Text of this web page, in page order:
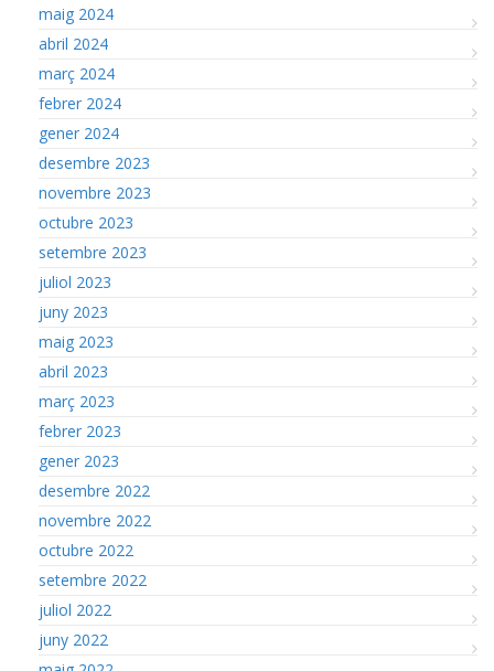
maig 2024
abril 2024
març 2024
febrer 2024
gener 2024
desembre 2023
novembre 2023
octubre 2023
setembre 2023
juliol 2023
juny 2023
maig 2023
abril 2023
març 2023
febrer 2023
gener 2023
desembre 2022
novembre 2022
octubre 2022
setembre 2022
juliol 2022
juny 2022